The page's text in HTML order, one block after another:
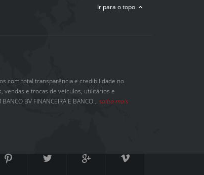
Ir para o topo
com total transparência e credibilidade no
vendas e trocas de veículos, utilitários e
BV FINANCEIRA E BANCO... saiba mais